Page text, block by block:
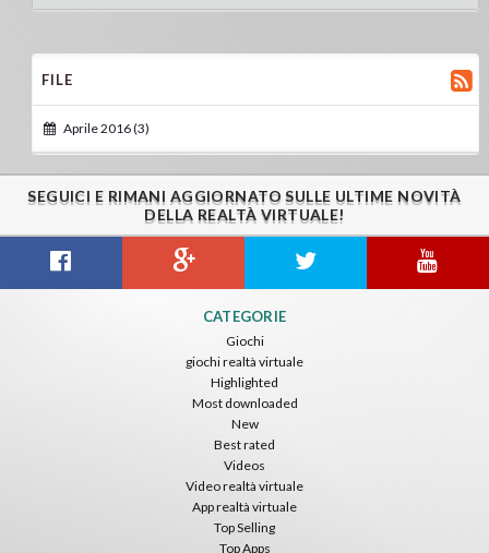
FILE
Aprile 2016 (3)
SEGUICI E RIMANI AGGIORNATO SULLE ULTIME NOVITÀ
DELLA REALTÀ VIRTUALE!
CATEGORIE
Giochi
giochi realtà virtuale
Highlighted
Most downloaded
New
Best rated
Videos
Video realtà virtuale
App realtà virtuale
Top Selling
Top Apps